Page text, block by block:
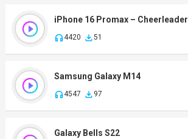
iPhone 16 Promax – Cheerleader
4420 51
Samsung Galaxy M14
4547 97
Galaxy Bells S22